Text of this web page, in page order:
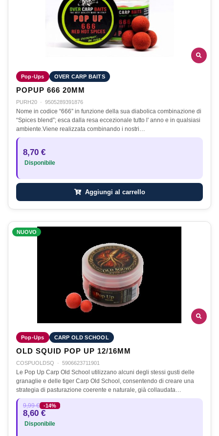
Pop-Ups OVER CARP BAITS
POPUP 666 20MM
PURH20 · 9505289391876
Nome in codice “666” in funzione della sua diabolica combinazione di
“Spices blend”; esca dalla resa eccezionale tutto l' anno e in qualsiasi
ambiente.Viene realizzata combinando i nostri…
8,70 €
Disponibile
Aggiungi al carrello
NUOVO
Pop-Ups CARP OLD SCHOOL
OLD SQUID POP UP 12/16MM
COSPUOLDSQ · 5906623711901
Le Pop Up Carp Old School utilizzano alcuni degli stessi gusti delle
granaglie e delle tiger Carp Old School, consentendo di creare una
strategia di pasturazione coerente e naturale, già collaudata…
9,99 € -14%
8,60 €
Disponibile